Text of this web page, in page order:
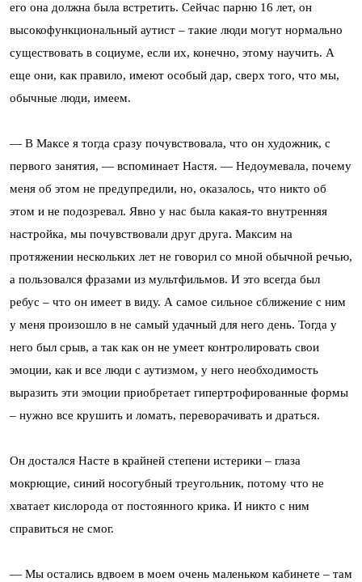
его она должна была встретить. Сейчас парню 16 лет, он
высокофункциональный аутист – такие люди могут нормально
существовать в социуме, если их, конечно, этому научить. А
еще они, как правило, имеют особый дар, сверх того, что мы,
обычные люди, имеем.
— В Максе я тогда сразу почувствовала, что он художник, с
первого занятия, — вспоминает Настя. — Недоумевала, почему
меня об этом не предупредили, но, оказалось, что никто об
этом и не подозревал. Явно у нас была какая-то внутренняя
настройка, мы почувствовали друг друга. Максим на
протяжении нескольких лет не говорил со мной обычной речью,
а пользовался фразами из мультфильмов. И это всегда был
ребус – что он имеет в виду. А самое сильное сближение с ним
у меня произошло в не самый удачный для него день. Тогда у
него был срыв, а так как он не умеет контролировать свои
эмоции, как и все люди с аутизмом, у него необходимость
выразить эти эмоции приобретает гипертрофированные формы
– нужно все крушить и ломать, переворачивать и драться.
Он достался Насте в крайней степени истерики – глаза
мокрющие, синий носогубный треугольник, потому что не
хватает кислорода от постоянного крика. И никто с ним
справиться не смог.
— Мы остались вдвоем в моем очень маленьком кабинете – там